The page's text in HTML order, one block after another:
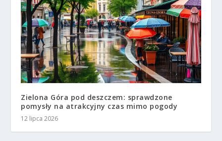
Zielona Góra pod deszczem: sprawdzone
pomysły na atrakcyjny czas mimo pogody
12 lipca 2026